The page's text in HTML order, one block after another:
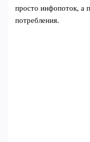
просто инфопоток, а
потребления.